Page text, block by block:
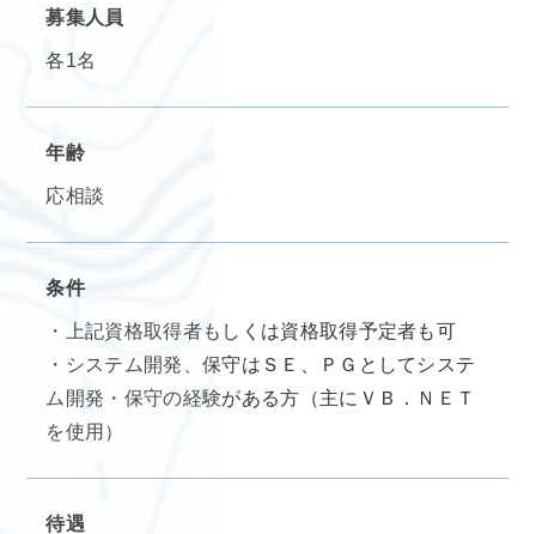
募集人員
各1名
年齢
応相談
条件
・上記資格取得者もしくは資格取得予定者も可
・システム開発、保守はＳＥ、ＰＧとしてシステ
ム開発・保守の経験がある方（主にＶＢ．ＮＥＴ
を使用）
待遇